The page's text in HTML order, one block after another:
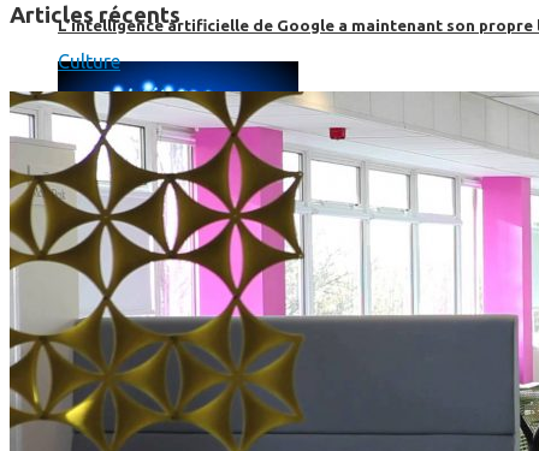
L’intelligence artificielle de Google a maintenant son propre
Articles récents
Culture